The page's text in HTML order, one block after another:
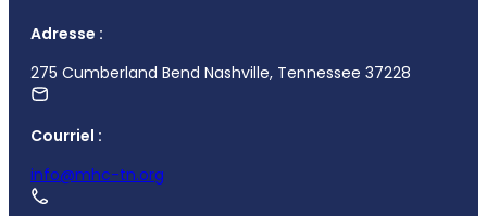
Adresse :
275 Cumberland Bend Nashville, Tennessee 37228
Courriel :
info@mhc-tn.org